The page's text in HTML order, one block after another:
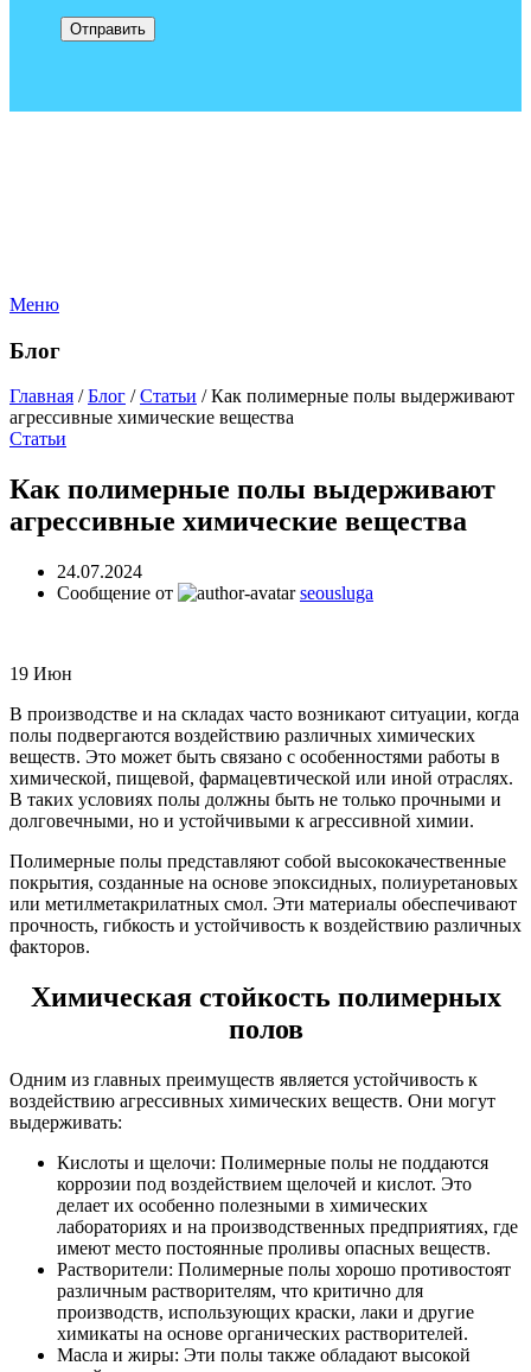
Меню
Блог
Главная /Блог /Статьи /Как полимерные полы выдерживают
агрессивные химические вещества
Статьи
Как полимерные полы выдерживают
агрессивные химические вещества
24.07.2024
Сообщение от
seousluga
19 Июн
В производстве и на складах часто возникают ситуации, когда
полы подвергаются воздействию различных химических
веществ. Это может быть связано с особенностями работы в
химической, пищевой, фармацевтической или иной отраслях.
В таких условиях полы должны быть не только прочными и
долговечными, но и устойчивыми к агрессивной химии.
Полимерные полы представляют собой высококачественные
покрытия, созданные на основе эпоксидных, полиуретановых
или метилметакрилатных смол. Эти материалы обеспечивают
прочность, гибкость и устойчивость к воздействию различных
факторов.
Химическая стойкость полимерных
полов
Одним из главных преимуществ является устойчивость к
воздействию агрессивных химических веществ. Они могут
выдерживать:
Кислоты и щелочи: Полимерные полы не поддаются
коррозии под воздействием щелочей и кислот. Это
делает их особенно полезными в химических
лабораториях и на производственных предприятиях, где
имеют место постоянные проливы опасных веществ.
Растворители: Полимерные полы хорошо противостоят
различным растворителям, что критично для
производств, использующих краски, лаки и другие
химикаты на основе органических растворителей.
Масла и жиры: Эти полы также обладают высокой